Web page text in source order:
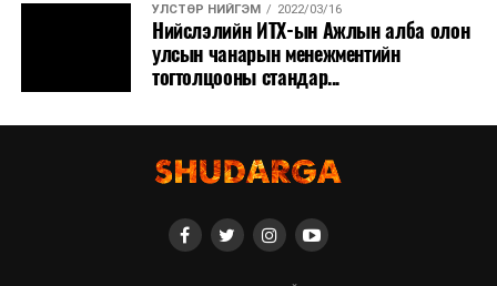
УЛСТӨР НИЙГЭМ 2022/03/16
Нийслэлийн ИТХ-ын Ажлын алба олон
улсын чанарын менежментийн
тогтолцооны стандар...